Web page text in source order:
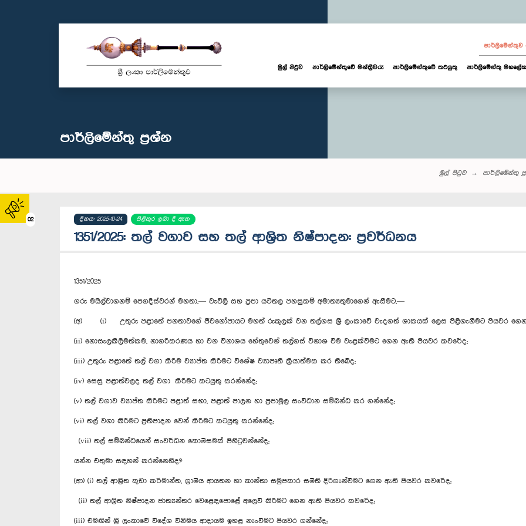
02
පාර්ලි‌මේන්තුව
මුල් පිටුව පාර්ලි‌මේන්තුවේ මන්ත්‍රීවරු පාර්ලිමේන්තුවේ කටයුතු පාර්ලිමේන්තු
පාර්ලි‌මේන්තු‌ ප්‍රශ්න
මුල් පිටුව පාර්ලි‌මේන්තු‌
දිනය: 2025-10-24 පිළිතුර ලබා දී ඇත
1351/2025: තල් වගාව සහ තල් ආශ්‍රිත නිෂ්පාදන: ප්‍රවර්ධනය
1351/2025
ගරු මයිල්වාගනම් ජෙගදීස්වරන් මහතා,— වැවිලි සහ ප්‍රජා යටිතල පහසුකම්
(අ) (i) උතුරු පළාතේ ජනතාවගේ ජීවනෝපායට මහත් රුකුලක් වන තල්ගස ශ්‍රී ලංකාවේ වැදගත් ශාකයක් ලෙස පිළිගැනීමට පියවර ගෙන
(ii) නොසැලකිලිමත්කම, නාගරීකරණය හා වන විනාශය හේතුවෙන් තල්ගස් විනාශ වීම වැළක්වීමට ගෙන ඇති පියවර කවරේද;
(iii) උතුරු පළාතේ තල් වගා කිරීම ව්‍යාප්ත කිරීමට විශේෂ ව්‍යාපෘති ක්‍රියාත්මක කර තිබේද;
(iv) සෙසු පළාත්වලද තල් වගා කිරීමට කටයුතු කරන්නේද;
(v) තල් වගාව ව්‍යාප්ත කිරීමට පළාත් සභා, පළාත් පාලන හා ප්‍රජාමූල සංවිධාන සම්බන්ධ කර ගන්නේද;
(vi) තල් වගා කිරීමට ප්‍රතිපාදන වෙන් කිරීමට කටයුතු කරන්නේද;
(vii) තල් සම්බන්ධයෙන් සංවර්ධන කොමිසමක් පිහිටුවන්නේද;
යන්න එතුමා සඳහන් කරන්නෙහිද?
(ආ) (i) තල් ආශ්‍රිත කුඩා කර්මාන්ත, ග්‍රාමීය ආයතන හා කාන්තා ස‍මුපකාර සමිති දිරිගැන්වීමට ගෙන ඇති පියවර කවරේද;
(ii) තල් ආශ්‍රිත නිෂ්පාදන ජාත්‍යන්තර වෙළෙඳපොළේ අලෙවි කිරීමට ගෙන ඇති පියවර කවරේද;
(iii) එමඟින් ශ්‍රී ලංකාවේ විදේශ විනිමය ආදායම ඉහළ නැංවීමට පියවර ගන්නේද;